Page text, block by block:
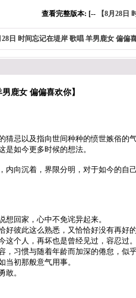
查看完整版本: [-- 【8月28日
28日 时间忘记在堤岸 歌唱 羊男鹿女 偏偏
鹿女 偏偏喜欢你】
猜忌以及指向世间种种的愤世嫉俗
是如今更多时候的想法。
内向沉着，界限分明，对于如今的自
想回家，心中不免诧异起来。
好彼此这么熟悉，又恰恰好没有再好
这个人，再坏也是曾经见过，容忍
，习惯与随着年龄而加深的倦怠，似
当初那般意气用事。
敢。